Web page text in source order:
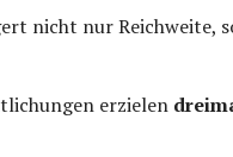
nicht nur Reichweite,
erzielen